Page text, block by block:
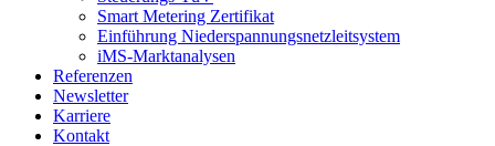
Smart Metering Zertifikat
Einführung Niederspannungsnetzleitsystem
iMS-Marktanalysen
Referenzen
Newsletter
Karriere
Kontakt